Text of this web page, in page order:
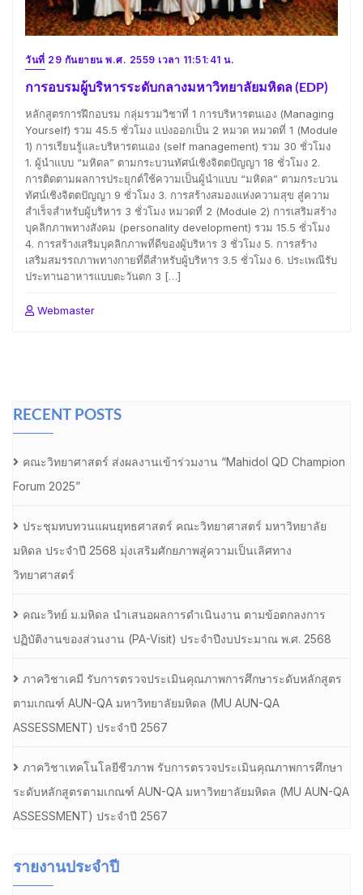
วันที่ 29 กันยายน พ.ศ. 2559 เวลา 11:51:41 น.
การอบรมผู้บริหารระดับกลางมหาวิทยาลัยมหิดล (EDP)
หลักสูตรการฝึกอบรม กลุ่มรวมวิชาที่ 1 การบริหารตนเอง (Managing
Yourself) รวม 45.5 ชั่วโมง แบ่งออกเป็น 2 หมวด หมวดที่ 1 (Module
1) การเรียนรู้และบริหารตนเอง (self management) รวม 30 ชั่วโมง
1. ผู้นำแบบ “มหิดล” ตามกระบวนทัศน์เชิงจิตตปัญญา 18 ชั่วโมง 2.
การติดตามผลการประยุกต์ใช้ความเป็นผู้นำแบบ “มหิดล” ตามกระบวน
ทัศน์เชิงจิตตปัญญา 9 ชั่วโมง 3. การสร้างสมองแห่งความสุข สู่ความ
สำเร็จสำหรับผู้บริหาร 3 ชั่วโมง หมวดที่ 2 (Module 2) การเสริมสร้าง
บุคลิกภาพทางสังคม (personality development) รวม 15.5 ชั่วโมง
4. การสร้างเสริมบุคลิกภาพที่ดีของผู้บริหาร 3 ชั่วโมง 5. การสร้าง
เสริมสมรรถภาพทางกายที่ดีสำหรับผู้บริหาร 3.5 ชั่วโมง 6. ประเพณีรับ
ประทานอาหารแบบตะวันตก 3 […]
Webmaster
RECENT POSTS
คณะวิทยาศาสตร์ ส่งผลงานเข้าร่วมงาน “Mahidol QD Champion
Forum 2025”
ประชุมทบทวนแผนยุทธศาสตร์ คณะวิทยาศาสตร์ มหาวิทยาลัย
มหิดล ประจำปี 2568 มุ่งเสริมศักยภาพสู่ความเป็นเลิศทาง
วิทยาศาสตร์
คณะวิทย์ ม.มหิดล นำเสนอผลการดำเนินงาน ตามข้อตกลงการ
ปฏิบัติงานของส่วนงาน (PA-Visit) ประจำปีงบประมาณ พ.ศ. 2568
ภาควิชาเคมี รับการตรวจประเมินคุณภาพการศึกษาระดับหลักสูตร
ตามเกณฑ์ AUN-QA มหาวิทยาลัยมหิดล (MU AUN-QA
ASSESSMENT) ประจำปี 2567
ภาควิชาเทคโนโลยีชีวภาพ รับการตรวจประเมินคุณภาพการศึกษา
ระดับหลักสูตรตามเกณฑ์ AUN-QA มหาวิทยาลัยมหิดล (MU AUN-QA
ASSESSMENT) ประจำปี 2567
รายงานประจำปี